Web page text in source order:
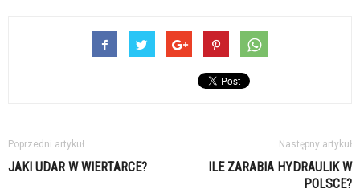
Poprzedni artykuł
JAKI UDAR W WIERTARCE?
Następny artykuł
ILE ZARABIA HYDRAULIK W
POLSCE?